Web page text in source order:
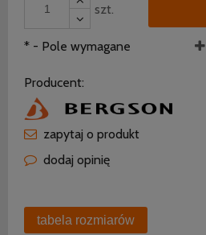
szt.
* - Pole wymagane
Producent:
zapytaj o produkt
dodaj opinię
tabela rozmiarów